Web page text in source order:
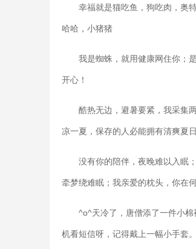
幸福就是猫吃鱼，狗吃肉，奥
哈哈，小猪猪
我是蜘蛛，就用健康网住你；
开心！
酷热无边，避暑要紧，我采集
凉一夏，保存的人必能拥有清爽夏
没有你的陪伴，夜晚难以入眠
牵梦绕难眠；我亲爱的枕头，你在
^o^天冷了，唐僧添了一件小
机看短信呀，记得戴上一幅小手套。